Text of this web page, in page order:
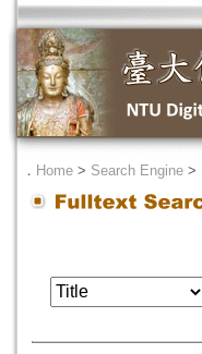
． Home > Search Engine >